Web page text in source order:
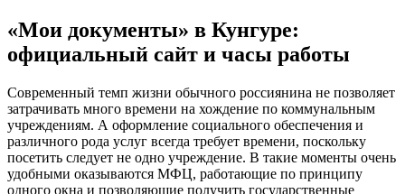
«Мои документы» в Кунгуре:
официальный сайт и часы работы
Современный темп жизни обычного россиянина не позволяет
затрачивать много времени на хождение по коммунальным
учреждениям. А оформление социального обеспечения и
различного рода услуг всегда требует времени, поскольку
посетить следует не одно учреждение. В такие моменты очень
удобными оказываются МФЦ, работающие по принципу
одного окна и позволяющие получить государственные